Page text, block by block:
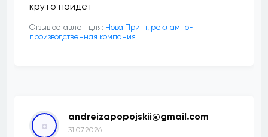
круто пойдёт
Отзыв оставлен для: Нова Принт, рекламно-
производственная компания
a
andreizapopojskii@gmail.com
31.07.2026